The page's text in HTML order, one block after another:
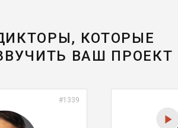
КОТОРЫЕ
ВАШ ПРОЕКТ
#1339